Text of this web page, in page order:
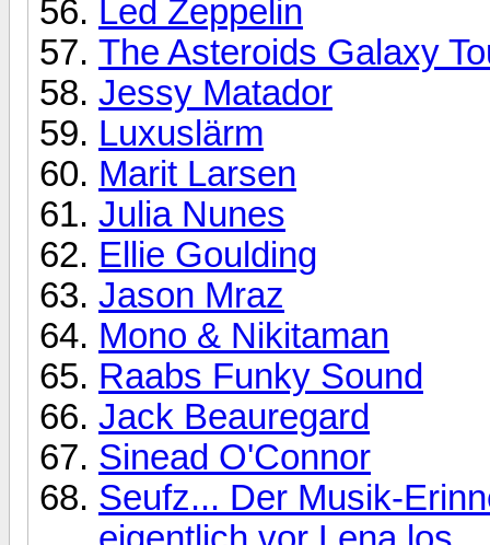
Led Zeppelin
The Asteroids Galaxy
Jessy Matador
Luxuslärm
Marit Larsen
Julia Nunes
Ellie Goulding
Jason Mraz
Mono & Nikitaman
Raabs Funky Sound
Jack Beauregard
Sinead O'Connor
Seufz... Der Musik-